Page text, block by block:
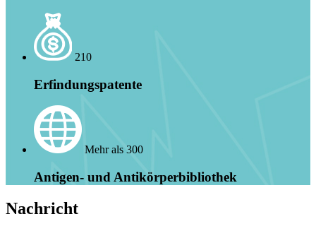
210
Erfindungspatente
Mehr als 300
Antigen- und Antikörperbibliothek
Nachricht